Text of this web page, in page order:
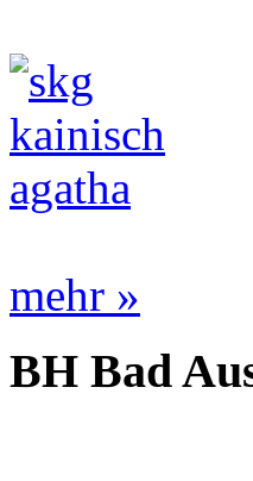
mehr »
BH Bad